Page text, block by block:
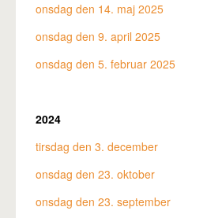
onsdag den 14. maj 2025
onsdag den 9. april 2025
onsdag den 5. februar 2025
2024
tirsdag den 3. december
onsdag den 23. oktober
onsdag den 23. september